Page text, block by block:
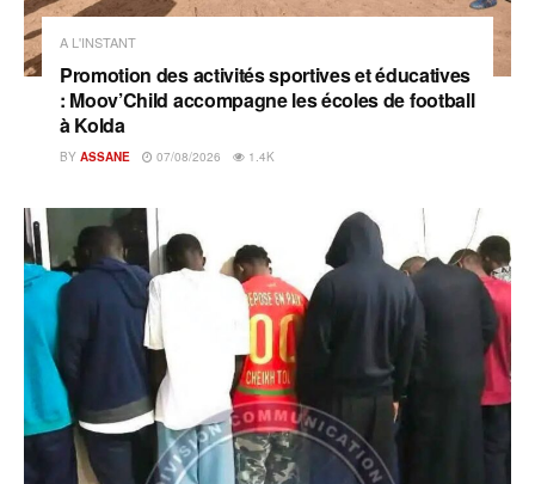
A L'INSTANT
Promotion des activités sportives et éducatives
: Moov’Child accompagne les écoles de football
à Kolda
BY ASSANE 07/08/2026 1.4K